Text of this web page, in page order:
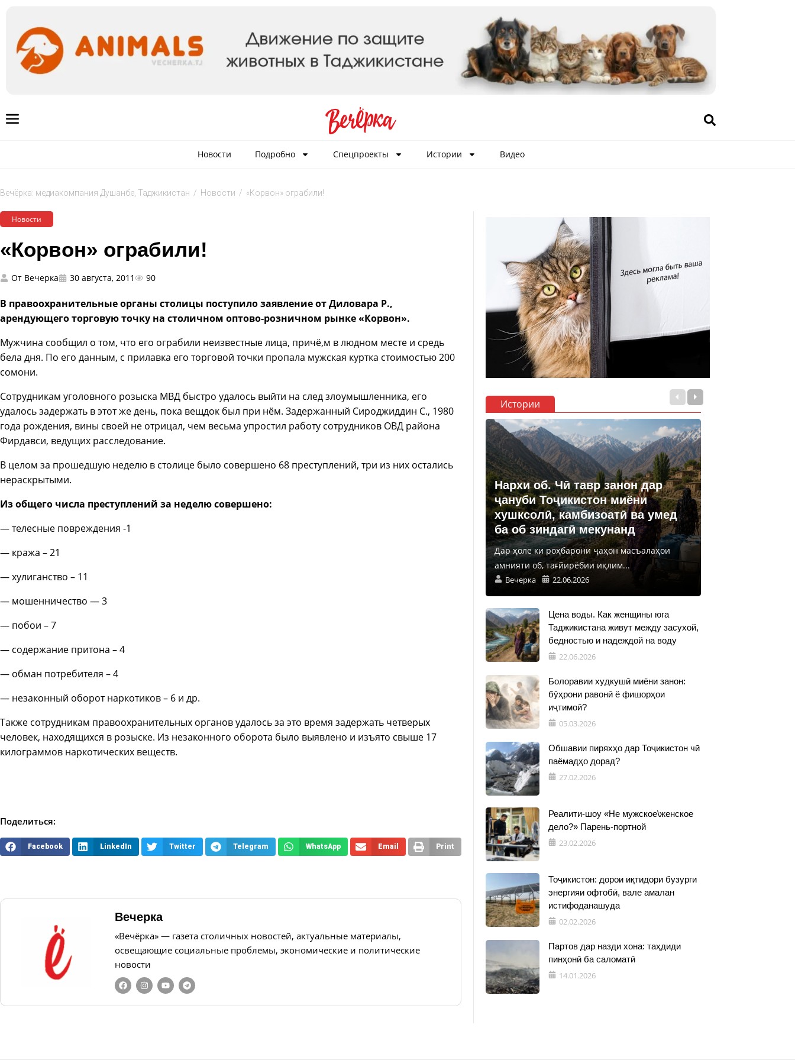
Новости Подробно Спецпроекты Истории Видео
Вечёрка: медиакомпания Душанбе, Таджикистан / Новости / «Корвон» ограбили!
Новости
«Корвон» ограбили!
От Вечерка 30 августа, 2011 90
В правоохранительные органы столицы поступило заявление от Диловара Р.,
арендующего торговую точку на столичном оптово-розничном рынке «Корвон».
Мужчина сообщил о том, что его ограбили неизвестные лица, причё,м в людном месте и средь
бела дня. По его данным, с прилавка его торговой точки пропала мужская куртка стоимостью 200
сомони.
Сотрудникам уголовного розыска МВД быстро удалось выйти на след злоумышленника, его
удалось задержать в этот же день, пока вещдок был при нём. Задержанный Сироджиддин С., 1980
года рождения, вины своей не отрицал, чем весьма упростил работу сотрудников ОВД района
Фирдавси, ведущих расследование.
В целом за прошедшую неделю в столице было совершено 68 преступлений, три из них остались
нераскрытыми.
Из общего числа преступлений за неделю совершено:
— телесные повреждения -1
— кража – 21
— хулиганство – 11
— мошенничество — 3
— побои – 7
— содержание притона – 4
— обман потребителя – 4
— незаконный оборот наркотиков – 6 и др.
Также сотрудникам правоохранительных органов удалось за это время задержать четверых
человек, находящихся в розыске. Из незаконного оборота было выявлено и изъято свыше 17
килограммов наркотических веществ.
Поделиться:
Facebook LinkedIn Twitter Telegram WhatsApp Email Print
Вечерка
«Вечёрка» — газета столичных новостей, актуальные материалы,
освещающие социальные проблемы, экономические и политические
новости
Истории
Нархи об. Чӣ тавр занон дар
ҷануби Тоҷикистон миёни
хушксолӣ, камбизоатӣ ва умед
ба об зиндагӣ мекунанд
Дар ҳоле ки роҳбарони ҷаҳон масъалаҳои
амнияти об, тағйирёбии иқлим...
Вечерка 22.06.2026
Цена воды. Как женщины юга
Таджикистана живут между засухой,
бедностью и надеждой на воду
22.06.2026
Болоравии худкушӣ миёни занон:
бӯҳрони равонӣ ё фишорҳои
иҷтимоӣ?
05.03.2026
Обшавии пиряхҳо дар Тоҷикистон чӣ
паёмадҳо дорад?
27.02.2026
Реалити-шоу «Не мужское\женское
дело?» Парень-портной
23.02.2026
Тоҷикистон: дорои иқтидори бузурги
энергияи офтобӣ, вале амалан
истифоданашуда
02.02.2026
Партов дар назди хона: таҳдиди
пинҳонӣ ба саломатӣ
14.01.2026